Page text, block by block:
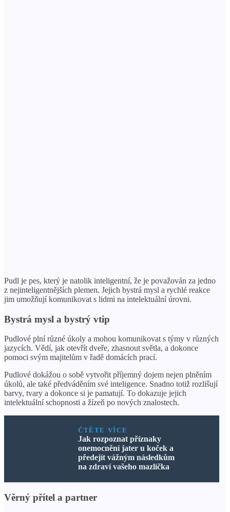
Pudl je pes, který je natolik inteligentní, že je považován za jedno
z nejinteligentnějších plemen. Jejich bystrá mysl a rychlé reakce
jim umožňují komunikovat s lidmi na intelektuální úrovni.
Bystrá mysl a bystrý vtip
Pudlové plní různé úkoly a mohou komunikovat s týmy v různých
jazycích. Vědí, jak otevřít dveře, zhasnout světla, a dokonce
pomoci svým majitelům v řadě domácích prací.
Pudlové dokážou o sobě vytvořit příjemný dojem nejen plněním
úkolů, ale také předváděním své inteligence. Snadno totiž rozlišují
barvy, tvary a dokonce si je pamatují. To dokazuje jejich
intelektuální schopnosti a žízeň po nových znalostech.
ČTĚTE VÍCE
Jak rozpoznat příznaky
onemocnění jater u koček a
předejít vážným následkům
na zdraví vašeho mazlíčka
Věrný přítel a partner